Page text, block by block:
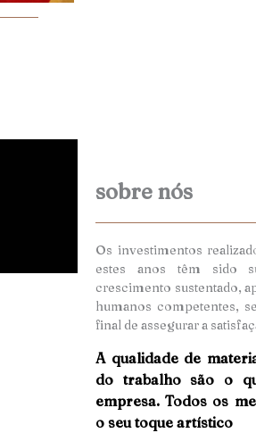
sobre nós
Os investimentos
estes anos têm sido
crescimento sustentado,
humanos competentes,
final de assegurar a
A qualidade de
do trabalho são o
empresa. Todos os
o seu toque artístico